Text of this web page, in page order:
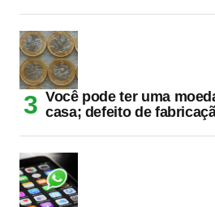
Você pode ter uma
casa; defeito de